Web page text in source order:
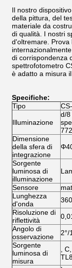
Il nostro
della pittura, del
materiale da
di qualità. I nostri
d'oltremare. Prova
di corrispondenza
spettrofotometro
è adatto a misura
Specifiche:
Tipo
Illuminazione
d/8
Dimensione
della sfera di
integrazione
Sorgente
luminosa di
illuminazione
Sensore
Lunghezza
d'onda
Risoluzione di
riflettività
Angolo di
osservazione
2°/
Sorgente
luminosa di
misura
,